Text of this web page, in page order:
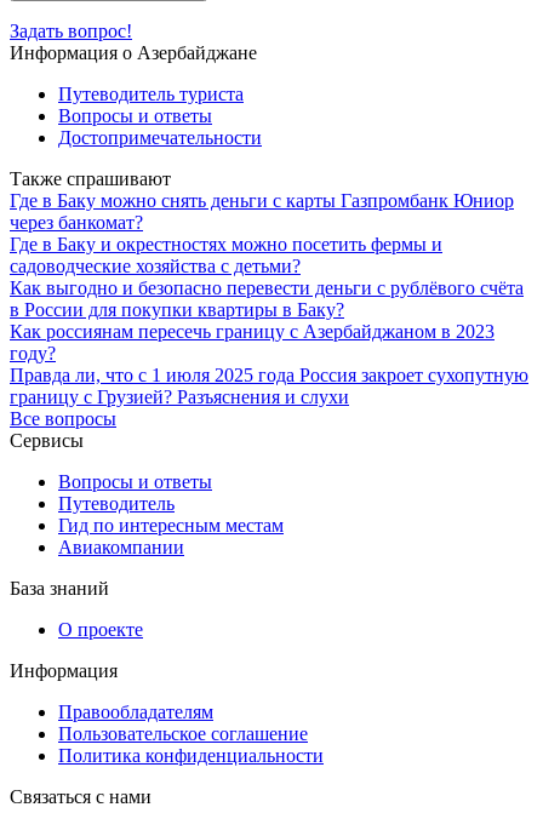
Задать вопрос!
Информация о Азербайджане
Путеводитель туриста
Вопросы и ответы
Достопримечательности
Также спрашивают
Где в Баку можно снять деньги с карты Газпромбанк Юниор
через банкомат?
Где в Баку и окрестностях можно посетить фермы и
садоводческие хозяйства с детьми?
Как выгодно и безопасно перевести деньги с рублёвого счёта
в России для покупки квартиры в Баку?
Как россиянам пересечь границу с Азербайджаном в 2023
году?
Правда ли, что с 1 июля 2025 года Россия закроет сухопутную
границу с Грузией? Разъяснения и слухи
Все вопросы
Сервисы
Вопросы и ответы
Путеводитель
Гид по интересным местам
Авиакомпании
База знаний
О проекте
Информация
Правообладателям
Пользовательское соглашение
Политика конфиденциальности
Связаться с нами